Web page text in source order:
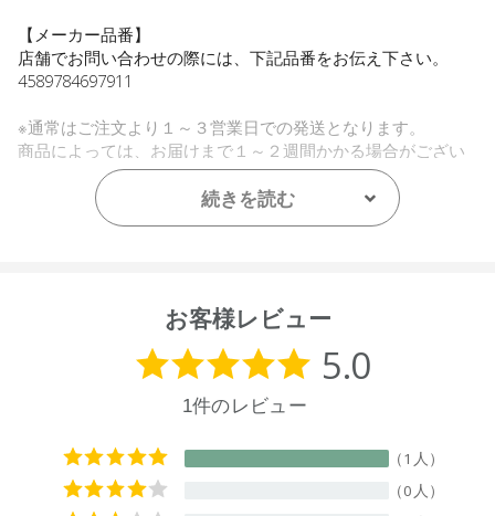
【メーカー品番】
店舗でお問い合わせの際には、下記品番をお伝え下さい。
4589784697911
※通常はご注文より１～３営業日での発送となります。
商品によっては、お届けまで１～２週間かかる場合がござい
ますので予めご了承ください。
●パッケージはリニューアル等の理由により、写真と異なる場
●予告なくパッケージ仕様が変更になる場合がございます。
続きを読む
お客様レビュー